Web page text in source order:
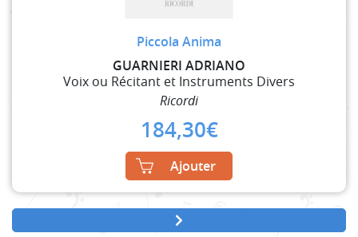
Piccola Anima
GUARNIERI ADRIANO
Voix ou Récitant et Instruments Divers
Ricordi
184,30€
Ajouter